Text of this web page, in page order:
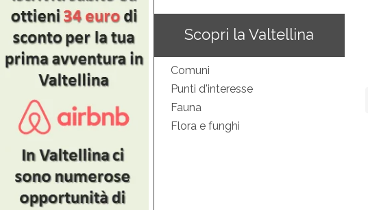
Scopri la Valtellina
Comuni
Punti d'interesse
Fauna
Flora e funghi